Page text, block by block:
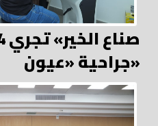
جراحية «عيون»